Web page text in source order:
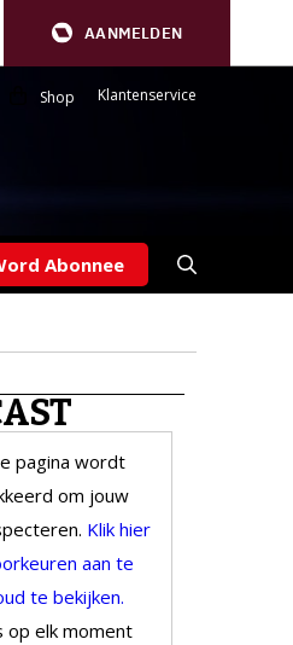
AANMELDEN
Shop Klantenservice
Abonnee
pagina wordt
om jouw
Klik hier
aan te
te bekijken.
op elk moment